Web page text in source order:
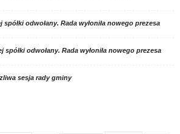
spółki odwołany. Rada wyłoniła nowego prezesa
spółki odwołany. Rada wyłoniła nowego prezesa
sesja rady gminy